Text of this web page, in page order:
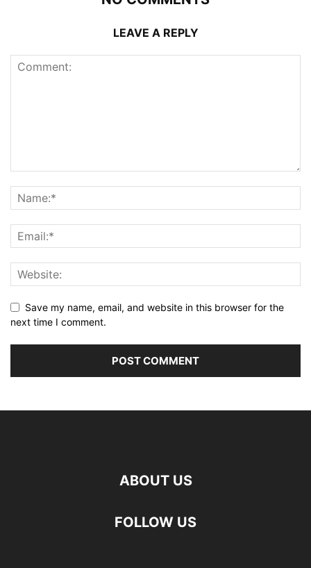
LEAVE A REPLY
Save my name, email, and website in this browser for the
next time I comment.
ABOUT US
FOLLOW US